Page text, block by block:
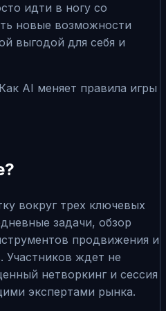
идти в ногу со
новые возможности
выгодой для себя и
вокруг трех ключевых
задачи, обзор
продвижения и
Участников ждет не
нетворкинг и сессия
экспертами рынка.